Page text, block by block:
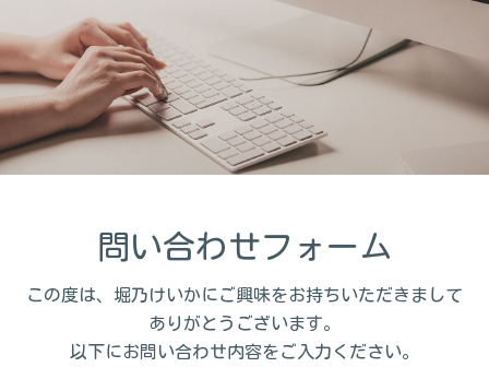
問い合わせフォーム
この度は、堀乃けいかにご興味をお持ちいただきまして
ありがとうございます。
以下にお問い合わせ内容をご入力ください。